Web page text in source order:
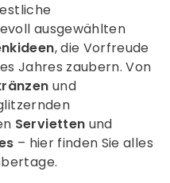
ausgewählten
, die Vorfreude
Jahres zaubern. Von
und
Servietten und
– hier finden Sie alles